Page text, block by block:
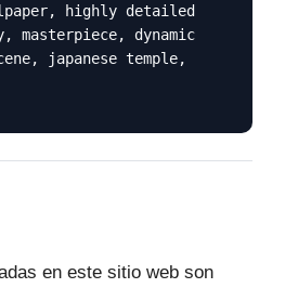
highly detailed
masterpiece, dynamic
japanese temple,
en este sitio web son